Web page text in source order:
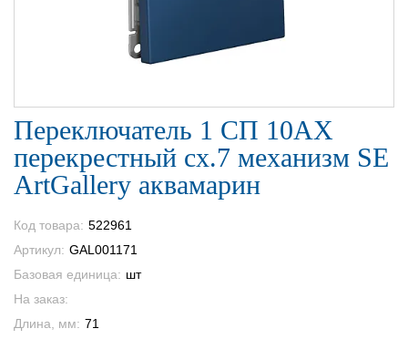
Переключатель 1 СП 10АХ
перекрестный сх.7 механизм SE
ArtGallery аквамарин
Код товара: 522961
Артикул: GAL001171
Базовая единица: шт
На заказ:
Длина, мм: 71